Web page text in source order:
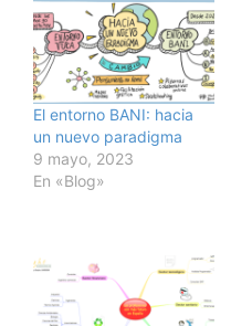
El entorno BANI: hacia
un nuevo paradigma
9 mayo, 2023
En «Blog»